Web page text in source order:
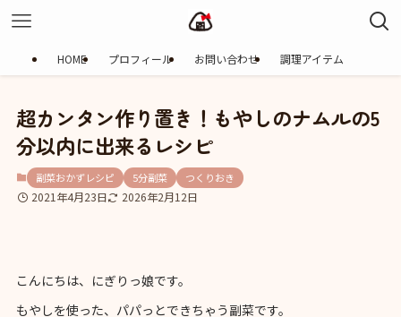
HOME プロフィール お問い合わせ 調理アイテム
超カンタン作り置き！もやしのナムルの5
分以内に出来るレシピ
副菜おかずレシピ 5分副菜 つくりおき
2021年4月23日 2026年2月12日
こんにちは、にぎりっ娘です。
もやしを使った、パパっとできちゃう副菜です。